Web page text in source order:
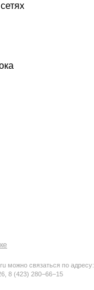
можно связаться по адресу:
8 (423) 280−66−15